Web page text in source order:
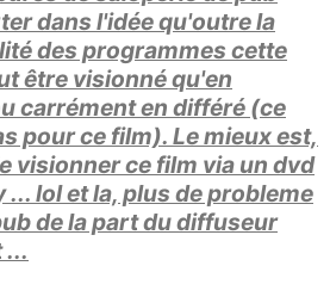
dans l'idée qu'outre la
des programmes cette
être visionné qu'en
carrément en différé (ce
pour ce film). Le mieux est,
visionner ce film via un dvd
lol et la, plus de probleme
de la part du diffuseur
...